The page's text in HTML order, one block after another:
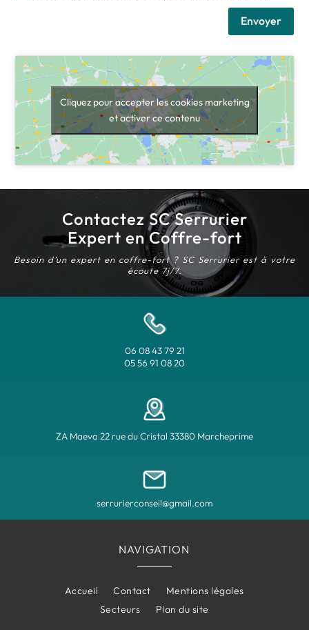
Envoyer
Cliquez pour accepter les cookies marketing
et activer ce contenu
Contactez SC Serrurier
Expert en Coffre-fort
Besoin d’un expert en coffre-fort ? SC Serrurier est à votre
écoute 7j/7.
06 08 43 79 21
05 56 91 08 20
ZA Maeva 22 rue du Cristal 33380 Marcheprime
serrurierconseil@gmail.com
NAVIGATION
Accueil Contact
Mentions légales
Secteurs
Plan du site